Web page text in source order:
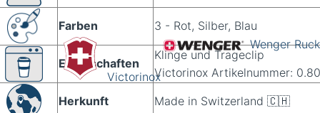
Victorinox
Wenger
Farben 3 - Rot, Silber, Blau
Eigenschaften
Klinge und Trageclip
Victorinox Artikelnummer:
Herkunft
Made in Switzerland 🇨🇭